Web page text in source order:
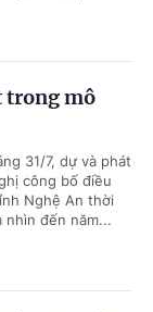
trong mô
31/7, dự và phát
công bố điều
Nghệ An thời
nhìn đến năm...